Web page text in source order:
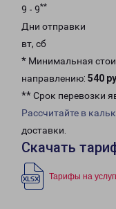
9 - 9**
Дни отправки
вт, сб
* Минимальная
направлению: 540
** Срок перевозки
Рассчитайте в
доставки.
Скачать
Тарифы на